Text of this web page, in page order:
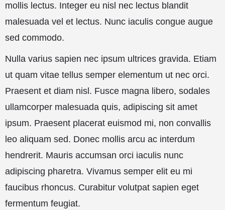
mollis lectus. Integer eu nisl nec lectus blandit
malesuada vel et lectus. Nunc iaculis congue augue
sed commodo.
Nulla varius sapien nec ipsum ultrices gravida. Etiam
ut quam vitae tellus semper elementum ut nec orci.
Praesent et diam nisl. Fusce magna libero, sodales
ullamcorper malesuada quis, adipiscing sit amet
ipsum. Praesent placerat euismod mi, non convallis
leo aliquam sed. Donec mollis arcu ac interdum
hendrerit. Mauris accumsan orci iaculis nunc
adipiscing pharetra. Vivamus semper elit eu mi
faucibus rhoncus. Curabitur volutpat sapien eget
fermentum feugiat.